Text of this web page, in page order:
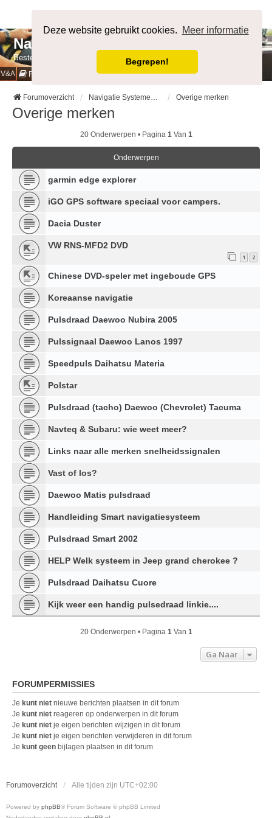
Deze website gebruikt cookies. Meer informatie
Begrepen!
NavigatieForum
Bestemming bereikt.
V&A Regels
Forumoverzicht Navigatie Systemen op Auto merk Overige merken
Overige merken
20 Onderwerpen • Pagina 1Van 1
Onderwerpen
garmin edge explorer
iGO GPS software speciaal voor campers.
Dacia Duster
VW RNS-MFD2 DVD
1 2
Chinese DVD-speler met ingeboude GPS
Koreaanse navigatie
Pulsdraad Daewoo Nubira 2005
Pulssignaal Daewoo Lanos 1997
Speedpuls Daihatsu Materia
Polstar
Pulsdraad (tacho) Daewoo (Chevrolet) Tacuma
Navteq & Subaru: wie weet meer?
Links naar alle merken snelheidssignalen
Vast of los?
Daewoo Matis pulsdraad
Handleiding Smart navigatiesysteem
Pulsdraad Smart 2002
HELP Welk systeem in Jeep grand cherokee ?
Pulsdraad Daihatsu Cuore
Kijk weer een handig pulsedraad linkie....
20 Onderwerpen • Pagina 1Van 1
Ga Naar
FORUMPERMISSIES
Je kunt niet nieuwe berichten plaatsen in dit forum
Je kunt niet reageren op onderwerpen in dit forum
Je kunt niet je eigen berichten wijzigen in dit forum
Je kunt niet je eigen berichten verwijderen in dit forum
Je kunt geen bijlagen plaatsen in dit forum
Forumoverzicht Alle tijden zijn UTC+02:00
Powered by phpBB® Forum Software © phpBB Limited